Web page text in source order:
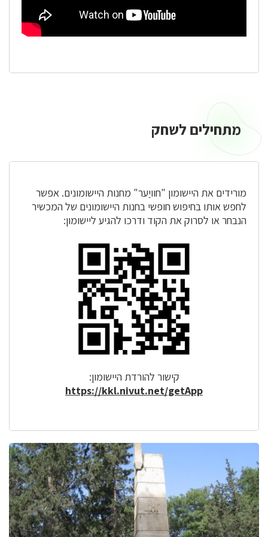
מתחילים
מתחילים לשחק
מורידים את היישומון "חוויַער" מחנות היישומונים. אפשר
לחפש אותו בחיפוש חופשי בחנות היישומונים של המכשיר
הנבחר או לסרוק את הקוד ודרכו להגיע ליישומון:
קישור להורדת היישומון:
https://kkl.nivut.net/getApp